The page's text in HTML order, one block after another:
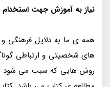
نیاز به آموزش جهت
همه ی ما به دلایل
های شخصیتی و ارتباطی
روش هایی که سبب می شود